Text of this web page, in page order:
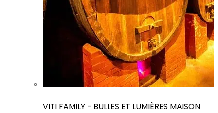
VITI FAMILY - BULLES ET LUMIÈRES MAISON